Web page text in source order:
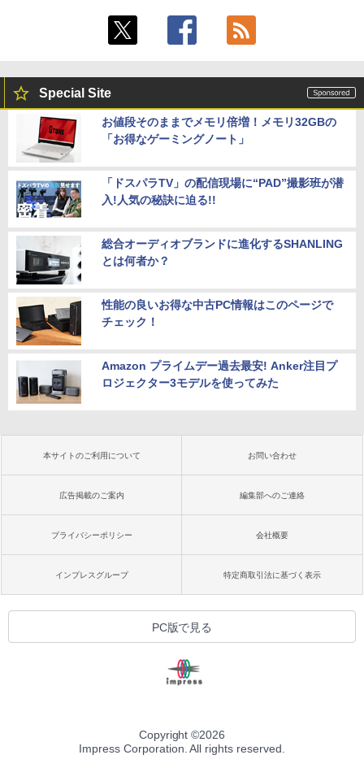
Special Site
お値段そのままでメモリ倍増！メモリ32GBの
「お得なゲーミングノート」
「ドスパラTV」の配信現場に“PAD”撮影班が潜
入!人気の秘訣に迫る!!
総合オーディオブランドに進化するSHANLING
とは何者か？
性能の良いお得な中古PC情報はこのページで
チェック！
Amazon プライムデー過去最安! Anker注目プ
ロジェクター3モデルを使ってみた
本サイトのご利用について お問い合わせ
広告掲載のご案内 編集部へのご連絡
プライバシーポリシー 会社概要
インプレスグループ 特定商取引法に基づく表示
PC版で見る
Copyright ©2026
Impress Corporation. All rights reserved.